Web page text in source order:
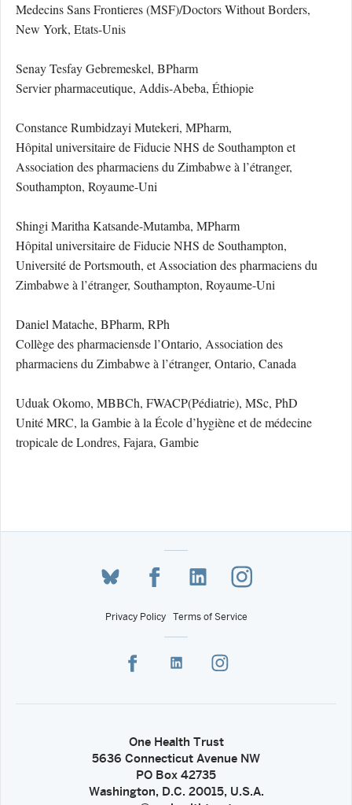
Medecins Sans Frontieres (MSF)/Doctors Without Borders,
New York, Etats-Unis
Senay Tesfay Gebremeskel, BPharm
Servier pharmaceutique, Addis-Abeba, Éthiopie
Constance Rumbidzayi Mutekeri, MPharm,
Hôpital universitaire de Fiducie NHS de Southampton et
Association des pharmaciens du Zimbabwe à l’étranger,
Southampton, Royaume-Uni
Shingi Maritha Katsande-Mutamba, MPharm
Hôpital universitaire de Fiducie NHS de Southampton,
Université de Portsmouth, et Association des pharmaciens du
Zimbabwe à l’étranger, Southampton, Royaume-Uni
Daniel Matache, BPharm, RPh
Collège des pharmaciensde l’Ontario, Association des
pharmaciens du Zimbabwe à l’étranger, Ontario, Canada
Uduak Okomo, MBBCh, FWACP(Pédiatrie), MSc, PhD
Unité MRC, la Gambie à la École d’hygiène et de médecine
tropicale de Londres, Fajara, Gambie
Privacy Policy Terms of Service
One Health Trust
5636 Connecticut Avenue NW
PO Box 42735
Washington, D.C. 20015, U.S.A.